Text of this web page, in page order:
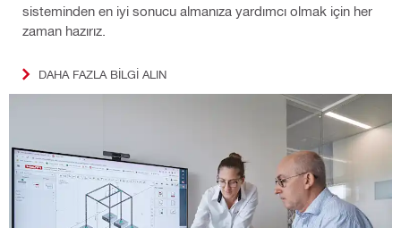
sisteminden en iyi sonucu almanıza yardımcı olmak için her
zaman hazırız.
DAHA FAZLA BILGI ALIN